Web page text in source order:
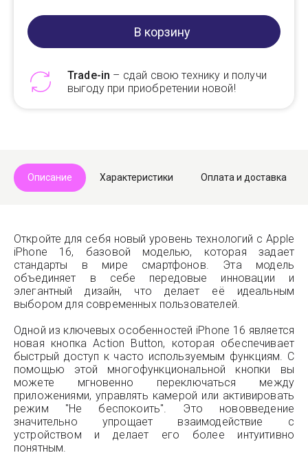
В корзину
Trade-in – сдай свою технику и получи
выгоду при приобретении новой!
Описание Характеристики Оплата и доставка
Откройте для себя новый уровень технологий с Apple
iPhone 16, базовой моделью, которая задает
стандарты в мире смартфонов. Эта модель
объединяет в себе передовые инновации и
элегантный дизайн, что делает её идеальным
выбором для современных пользователей.
Одной из ключевых особенностей iPhone 16 является
новая кнопка Action Button, которая обеспечивает
быстрый доступ к часто используемым функциям. С
помощью этой многофункциональной кнопки вы
можете мгновенно переключаться между
приложениями, управлять камерой или активировать
режим "Не беспокоить". Это нововведение
значительно упрощает взаимодействие с
устройством и делает его более интуитивно
понятным.